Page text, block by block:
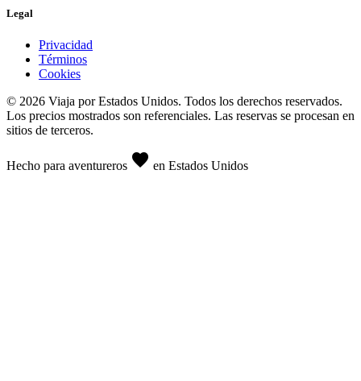
Legal
Privacidad
Términos
Cookies
© 2026 Viaja por Estados Unidos. Todos los derechos reservados.
Los precios mostrados son referenciales. Las reservas se procesan en
sitios de terceros.
Hecho para aventureros favorite en Estados Unidos